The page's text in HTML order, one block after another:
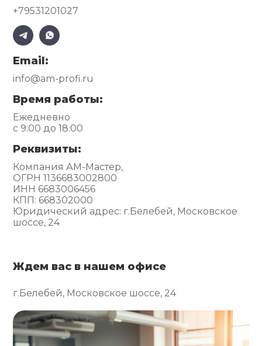
+79531201027
Email:
info@am-profi.ru
Время работы:
Ежедневно
с 9:00 до 18:00
Реквизиты:
Компания АМ-Мастер,
ОГРН 1136683002800
ИНН 6683006456
КПП: 668302000
Юридический адрес: г.Белебей, Московское
шоссе, 24
Ждем вас в нашем офисе
г.Белебей, Московское шоссе, 24